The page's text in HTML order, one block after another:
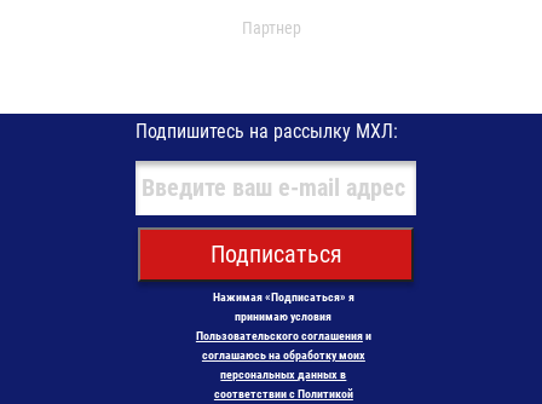
Партнер
Подпишитесь на рассылку МХЛ:
Подписаться
Нажимая «Подписаться» я
принимаю условия
Пользовательского соглашенияи
соглашаюсь на обработку моих
персональных данных в
соответствии с Политикой